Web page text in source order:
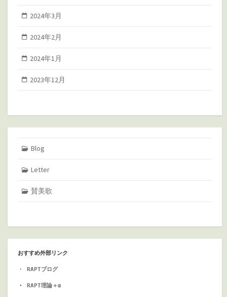
2024年3月
2024年2月
2024年1月
2023年12月
Blog
Letter
賛美歌
おすすめ外部リンク
・ RAPTブログ
・ RAPT理論＋α